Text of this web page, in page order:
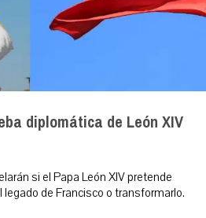
diplomática de León XIV
si el Papa León XIV pretende
de Francisco o transformarlo.